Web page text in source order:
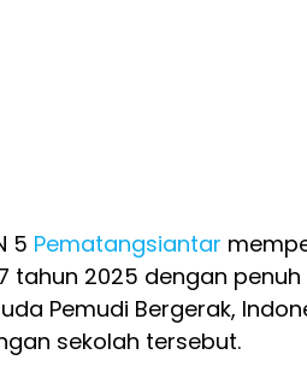
5 Pematangsiantar
tahun 2025 dengan
Pemudi Bergerak,
sekolah tersebut.